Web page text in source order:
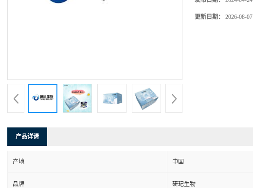
更新日期： 2026-08-07
产品详请
产地 中国
品牌 研玘生物